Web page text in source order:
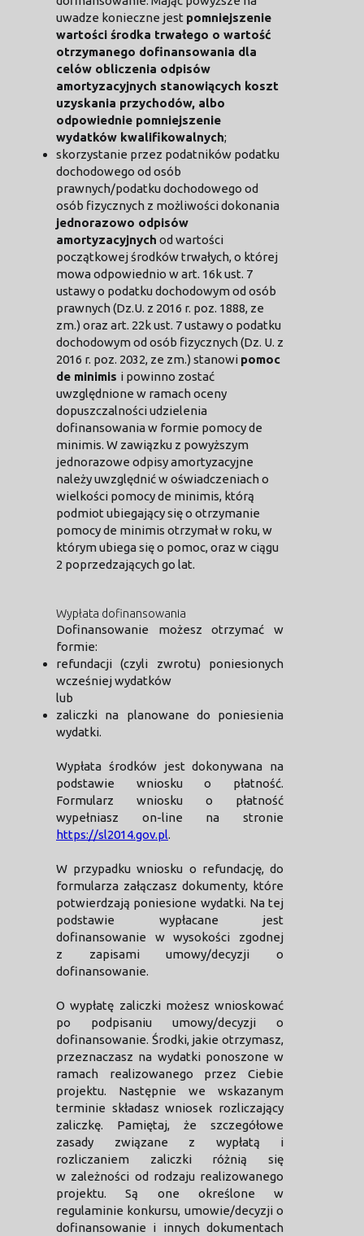
uwadze konieczne jest pomniejszenie
wartości środka trwałego o wartość
otrzymanego dofinansowania dla
celów obliczenia odpisów
amortyzacyjnych stanowiących koszt
uzyskania przychodów, albo
odpowiednie pomniejszenie
wydatków kwalifikowalnych;
skorzystanie przez podatników podatku
dochodowego od osób
prawnych/podatku dochodowego od
osób fizycznych z możliwości dokonania
jednorazowo odpisów
amortyzacyjnych od wartości
początkowej środków trwałych, o której
mowa odpowiednio w art. 16k ust. 7
ustawy o podatku dochodowym od osób
prawnych (Dz.U. z 2016 r. poz. 1888, ze
zm.) oraz art. 22k ust. 7 ustawy o podatku
dochodowym od osób fizycznych (Dz. U. z
2016 r. poz. 2032, ze zm.) stanowi pomoc
de minimis i powinno zostać
uwzględnione w ramach oceny
dopuszczalności udzielenia
dofinansowania w formie pomocy de
minimis. W zawiązku z powyższym
jednorazowe odpisy amortyzacyjne
należy uwzględnić w oświadczeniach o
wielkości pomocy de minimis, którą
podmiot ubiegający się o otrzymanie
pomocy de minimis otrzymał w roku, w
którym ubiega się o pomoc, oraz w ciągu
2 poprzedzających go lat.
Wypłata dofinansowania
Dofinansowanie możesz otrzymać w
formie:
refundacji (czyli zwrotu) poniesionych
wcześniej wydatków
lub
zaliczki na planowane do poniesienia
wydatki.
Wypłata środków jest dokonywana na
podstawie wniosku o płatność.
Formularz wniosku o płatność
wypełniasz on-line na stronie
https://sl2014.gov.pl.
W przypadku wniosku o refundację, do
formularza załączasz dokumenty, które
potwierdzają poniesione wydatki. Na tej
podstawie wypłacane jest
dofinansowanie w wysokości zgodnej
z zapisami umowy/decyzji o
dofinansowanie.
O wypłatę zaliczki możesz wnioskować
po podpisaniu umowy/decyzji o
dofinansowanie. Środki, jakie otrzymasz,
przeznaczasz na wydatki ponoszone w
ramach realizowanego przez Ciebie
projektu. Następnie we wskazanym
terminie składasz wniosek rozliczający
zaliczkę. Pamiętaj, że szczegółowe
zasady związane z wypłatą i
rozliczaniem zaliczki różnią się
w zależności od rodzaju realizowanego
projektu. Są one określone w
regulaminie konkursu, umowie/decyzji o
dofinansowanie i innych dokumentach